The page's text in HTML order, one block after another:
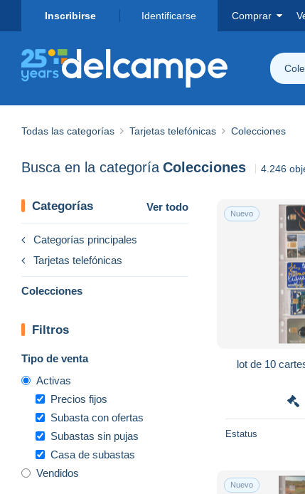
Inscribirse Identificarse Comprar
Todas las categorías Tarjetas telefónicas Colecciones
Busca en la categoría Colecciones 4.246
Categorías Ver todo
Categorías principales
Tarjetas telefónicas
Colecciones
Filtros
Tipo de venta
Activas
Precios fijos
Subasta con ofertas
Subastas sin pujas
Casa de subastas
Vendidos
Nuevo
lot de 10
Estatus
Nuevo